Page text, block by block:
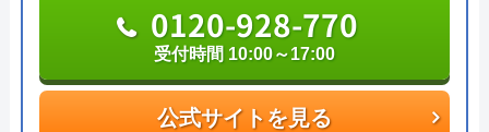
す。トラブル原因や今後気をつける点などを説明し
てくれるところもポイントで、総合的に信頼できる
水道業者のひとつだといえるでしょう。
公式サイトを見る
0120-928-770
受付時間 10:00～17:00